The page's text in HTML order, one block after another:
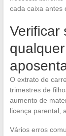
cada caixa antes
Verificar
O extrato de
trimestres de
aumento de
licença parental,
Vários erros